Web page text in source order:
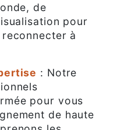
de
pour
à
: Notre
pour vous
de haute